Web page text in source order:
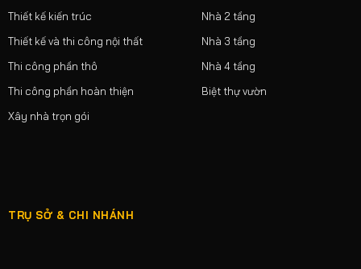
Thiết kế kiến trúc
Thiết kế và thi công nội thất
Thi công phần thô
Thi công phần hoàn thiện
Xây nhà trọn gói
Nhà 2 tầng
Nhà 3 tầng
Nhà 4 tầng
Biệt thự vườn
TRỤ SỞ & CHI NHÁNH